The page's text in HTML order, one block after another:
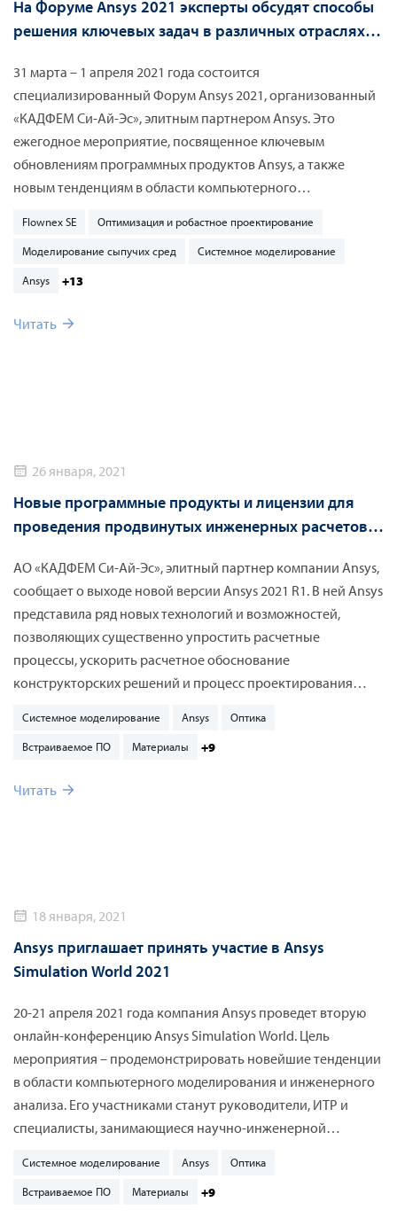
На Форуме Ansys 2021 эксперты обсудят способы
решения ключевых задач в различных отраслях
31 марта – 1 апреля 2021 года состоится
специализированный Форум Ansys 2021, организованный
«КАДФЕМ Си-Ай-Эс», элитным партнером Ansys. Это
ежегодное мероприятие, посвященное ключевым
обновлениям программных продуктов Ansys, а также
новым тенденциям в области компьютерного
Форум объединит на одной площадке руководителей и
технических специалистов, а также представителей
академических кругов из различных отраслей
техники, двигателестроения, атомной энергетики,
Flownex SE Оптимизация и робастное проектирование
Моделирование сыпучих сред Системное моделирование
Ansys +13
Читать
26 января, 2021
Новые программные продукты и лицензии для
проведения продвинутых инженерных расчетов
АО «КАДФЕМ Си-Ай-Эс», элитный партнер компании Ansys,
сообщает о выходе новой версии Ansys 2021 R1. В ней Ansys
представила ряд новых технологий и возможностей,
позволяющих существенно упростить расчетные
процессы, ускорить расчетное обоснование
конструкторских решений и процесс проектирования
процессов и увеличить надежность разрабатываемой
продукции.
Системное моделирование Ansys Оптика
Встраиваемое ПО Материалы +9
Читать
18 января, 2021
Ansys приглашает принять участие в Ansys
Simulation World 2021
20-21 апреля 2021 года компания Ansys проведет вторую
онлайн-конференцию Ansys Simulation World. Цель
мероприятия – продемонстрировать новейшие тенденции
в области компьютерного моделирования и инженерного
анализа. Его участниками станут руководители, ИТР и
специалисты, занимающиеся научно-инженерной
производственных отраслей. В 2020 году в конференции
приняли участие 54 000 профессионалов со всего мира.
Системное моделирование Ansys Оптика
Встраиваемое ПО Материалы +9